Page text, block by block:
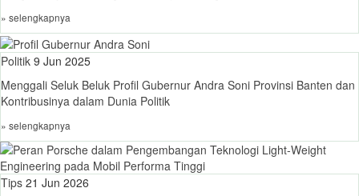
» selengkapnya
Politik 9 Jun 2025
Menggali Seluk Beluk Profil Gubernur Andra Soni Provinsi Banten dan
Kontribusinya dalam Dunia Politik
» selengkapnya
Tips 21 Jun 2026